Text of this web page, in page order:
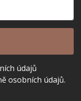
údajů
osobních údajů.